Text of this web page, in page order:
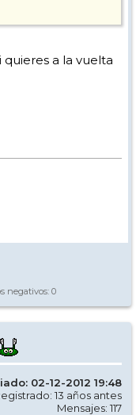
quieres a la vuelta
negativos: 0
02-12-2012 19:48
13 años antes
Mensajes: 117